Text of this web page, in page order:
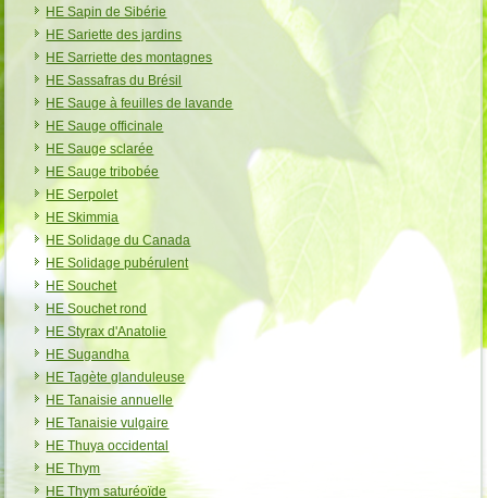
HE Sapin de Sibérie
HE Sariette des jardins
HE Sarriette des montagnes
HE Sassafras du Brésil
HE Sauge à feuilles de lavande
HE Sauge officinale
HE Sauge sclarée
HE Sauge tribobée
HE Serpolet
HE Skimmia
HE Solidage du Canada
HE Solidage pubérulent
HE Souchet
HE Souchet rond
HE Styrax d'Anatolie
HE Sugandha
HE Tagète glanduleuse
HE Tanaisie annuelle
HE Tanaisie vulgaire
HE Thuya occidental
HE Thym
HE Thym saturéoïde